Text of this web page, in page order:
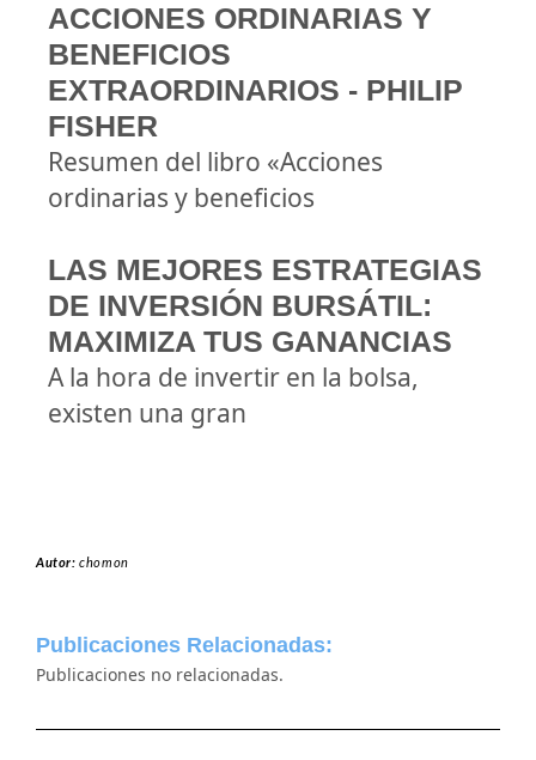
ACCIONES ORDINARIAS Y
BENEFICIOS
EXTRAORDINARIOS - PHILIP
FISHER
Resumen del libro «Acciones
ordinarias y beneficios
LAS MEJORES ESTRATEGIAS
DE INVERSIÓN BURSÁTIL:
MAXIMIZA TUS GANANCIAS
A la hora de invertir en la bolsa,
existen una gran
Autor:chomon
Publicaciones Relacionadas:
Publicaciones no relacionadas.